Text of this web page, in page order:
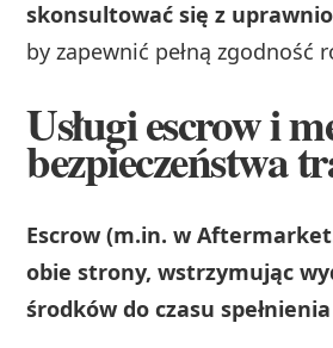
skonsultować się z
by zapewnić pełną zgodność
Usługi escrow i
bezpieczeństwa
Escrow (m.in. w
obie strony, wstrzymując
środków do czasu